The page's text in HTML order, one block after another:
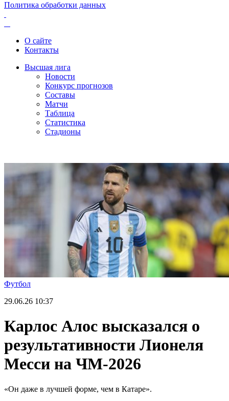
Политика обработки данных
О сайте
Контакты
Высшая лига
Новости
Конкурс прогнозов
Составы
Матчи
Таблица
Статистика
Стадионы
Футбол
29.06.26 10:37
Карлос Алос высказался о
результативности Лионеля
Месси на ЧМ-2026
«Он даже в лучшей форме, чем в Катаре».